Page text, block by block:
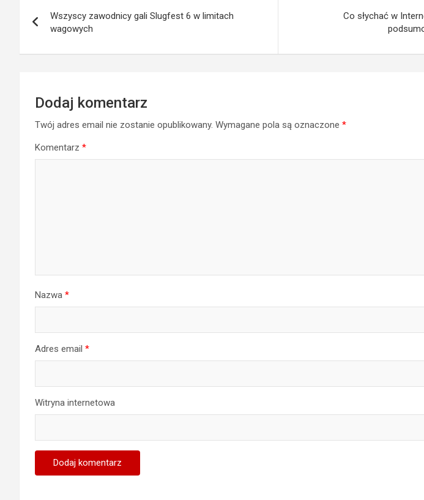
wpisu
Wszyscy zawodnicy gali Slugfest 6 w limitach
wagowych
Co słychać w
Dodaj komentarz
Twój adres email nie zostanie opublikowany. Wymagane pola są oznaczone *
Komentarz *
Nazwa *
Adres email *
Witryna internetowa